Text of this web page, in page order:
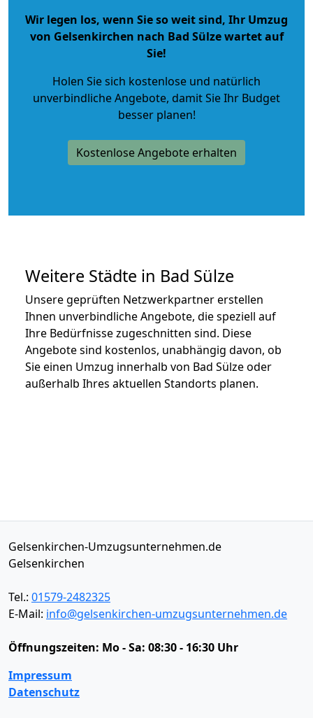
Wir legen los, wenn Sie so weit sind, Ihr Umzug
von Gelsenkirchen nach Bad Sülze wartet auf
Sie!
Holen Sie sich kostenlose und natürlich
unverbindliche Angebote, damit Sie Ihr Budget
besser planen!
Kostenlose Angebote erhalten
Weitere Städte in Bad Sülze
Unsere geprüften Netzwerkpartner erstellen
Ihnen unverbindliche Angebote, die speziell auf
Ihre Bedürfnisse zugeschnitten sind. Diese
Angebote sind kostenlos, unabhängig davon, ob
Sie einen Umzug innerhalb von Bad Sülze oder
außerhalb Ihres aktuellen Standorts planen.
Gelsenkirchen-Umzugsunternehmen.de
Gelsenkirchen
Tel.: 01579-2482325
E-Mail: info@gelsenkirchen-umzugsunternehmen.de
Öffnungszeiten: Mo - Sa: 08:30 - 16:30 Uhr
Impressum
Datenschutz